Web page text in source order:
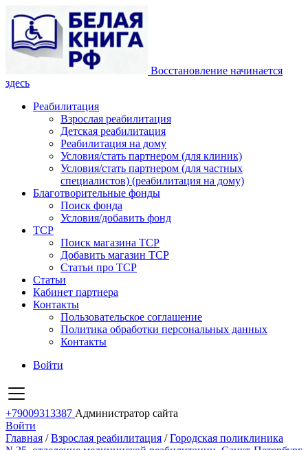
Восстановление начинается
здесь
Реабилитация
Взрослая реабилитация
Детская реабилитация
Реабилитация на дому
Условия/стать партнером (для клиник)
Условия/стать партнером (для частных
специалистов) (реабилитация на дому)
Благотворительные фонды
Поиск фонда
Условия/добавить фонд
ТСР
Поиск магазина ТСР
Добавить магазин ТСР
Статьи про ТСР
Статьи
Кабинет партнера
Контакты
Пользовательское соглашение
Политика обработки персональных данных
Контакты
Войти
+79009313387 Администратор сайта
Войти
Главная /Взрослая реабилитация /Городская поликлиника